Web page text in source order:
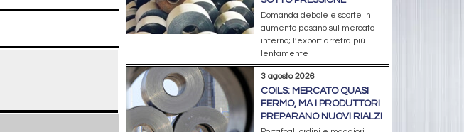
Domanda debole e scorte in
aumento pesano sul mercato
interno; l’export arretra più
lentamente
3 agosto 2026
COILS: MERCATO QUASI
FERMO, MA I PRODUTTORI
PREPARANO NUOVI RIALZI